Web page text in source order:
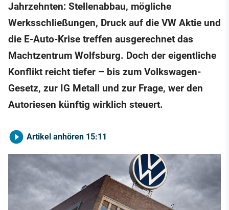
Jahrzehnten: Stellenabbau, mögliche
Werksschließungen, Druck auf die VW Aktie und
die E-Auto-Krise treffen ausgerechnet das
Machtzentrum Wolfsburg. Doch der eigentliche
Konflikt reicht tiefer – bis zum Volkswagen-
Gesetz, zur IG Metall und zur Frage, wer den
Autoriesen künftig wirklich steuert.
Artikel anhören 15:11